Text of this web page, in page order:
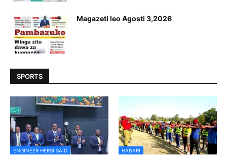
Magazeti leo Agosti 3,2026
SPORTS
ENGINEER HERSI SAID HABARI